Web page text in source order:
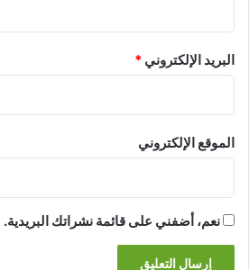
البريد الإلكتروني *
الموقع الإلكتروني
نعم، أضفني على قائمة نشراتك البريدية.